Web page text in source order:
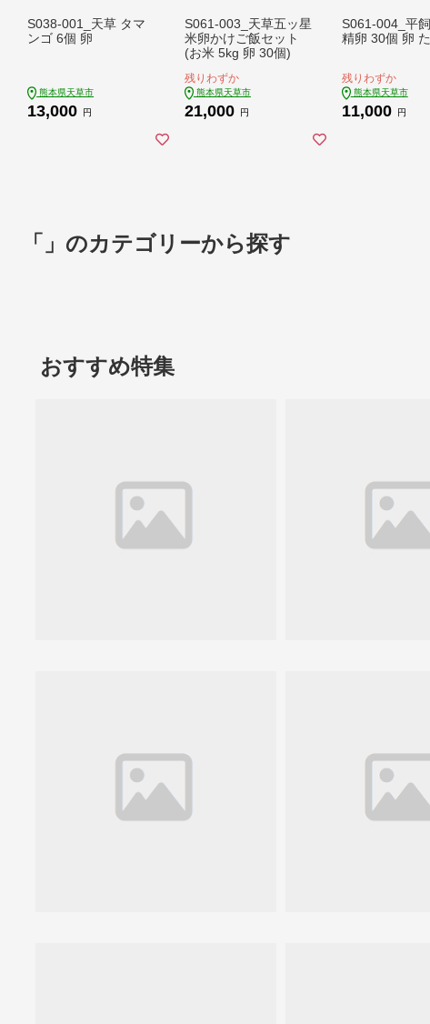
S038-001_天草 タマ
ンゴ 6個 卵
熊本県天草市
13,000 円
S061-003_天草五ッ星
米卵かけご飯セット
(お米 5kg 卵 30個)
残りわずか
熊本県天草市
21,000 円
S061-004_平
精卵 30個 卵
残りわずか
熊本県天草市
11,000 円
「」のカテゴリーから探す
おすすめ特集